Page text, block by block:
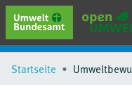
erweiterte Suche
Browse
Startseite